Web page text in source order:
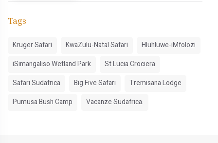
Tags
Kruger Safari KwaZulu-Natal Safari
Hluhluwe-iMfolozi
iSimangaliso Wetland Park
St Lucia Crociera
Safari Sudafrica
Big Five Safari
Tremisana Lodge
Pumusa Bush Camp
Vacanze Sudafrica.